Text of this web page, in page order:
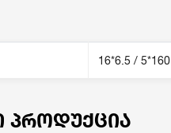
16*6.5 / 5*160
ᲞᲠᲝᲓᲣᲥᲪᲘᲐ